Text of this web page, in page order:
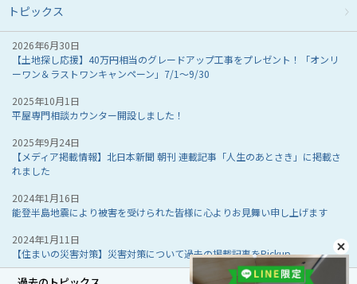
トピックス
2026年6月30日
【土地探し応援】40万円相当のグレードアップ工事をプレゼント！「オンリ
ーワン＆ラストワンキャンペーン」7/1～9/30
2025年10月1日
平屋専門相談カウンター開設しました！
2025年9月24日
【メディア掲載情報】北日本新聞 朝刊 連載記事「人生のあとさき」に掲載さ
れました
2024年1月16日
能登半島地震により被害を受けられた皆様に心よりお見舞い申し上げます
2024年1月11日
【住まいの災害対策】災害対策について過去の掲載記事をPickup